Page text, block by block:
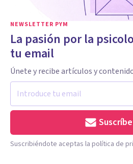
NEWSLETTER PYM
La pasión por la
tu email
Únete y recibe artículos y
Suscribiéndote aceptas la política de